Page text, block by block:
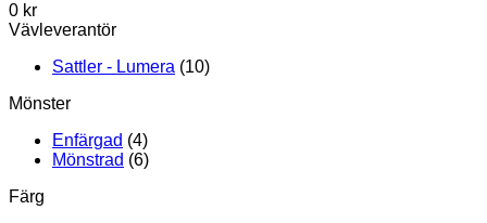
0 kr
Vävleverantör
Sattler - Lumera (10)
Mönster
Enfärgad (4)
Mönstrad (6)
Färg